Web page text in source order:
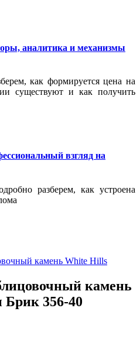
аналитика и механизмы
как формируется цена на
существуют и как получить
взгляд на
разберем, как устроена
камень White Hills
камень
356-40